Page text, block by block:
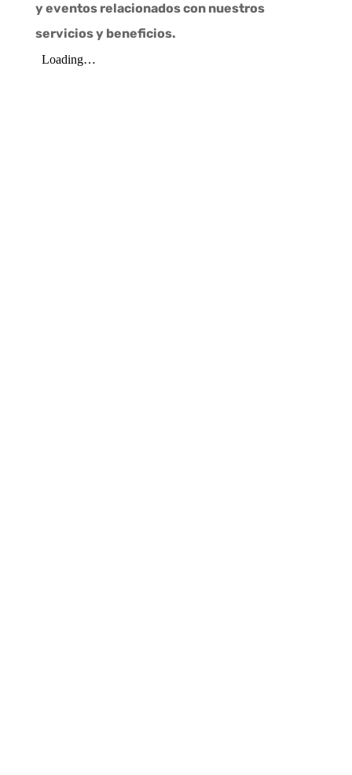
y eventos relacionados con nuestros
servicios y beneficios.